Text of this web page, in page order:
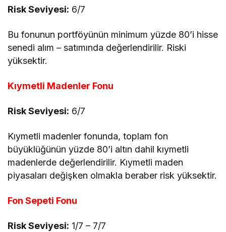
Risk Seviyesi: 6/7
Bu fonunun portföyünün minimum yüzde 80’i hisse
senedi alım – satımında değerlendirilir. Riski
yüksektir.
Kıymetli Madenler Fonu
Risk Seviyesi: 6/7
Kıymetli madenler fonunda, toplam fon
büyüklüğünün yüzde 80’i altın dahil kıymetli
madenlerde değerlendirilir. Kıymetli maden
piyasaları değişken olmakla beraber risk yüksektir.
Fon Sepeti Fonu
Risk Seviyesi: 1/7 – 7/7